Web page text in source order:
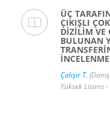
ÜÇ
ÇIKIŞLI
DİZİLİM VE
BULUNAN
Çalışır T.
Yüksek Lisans